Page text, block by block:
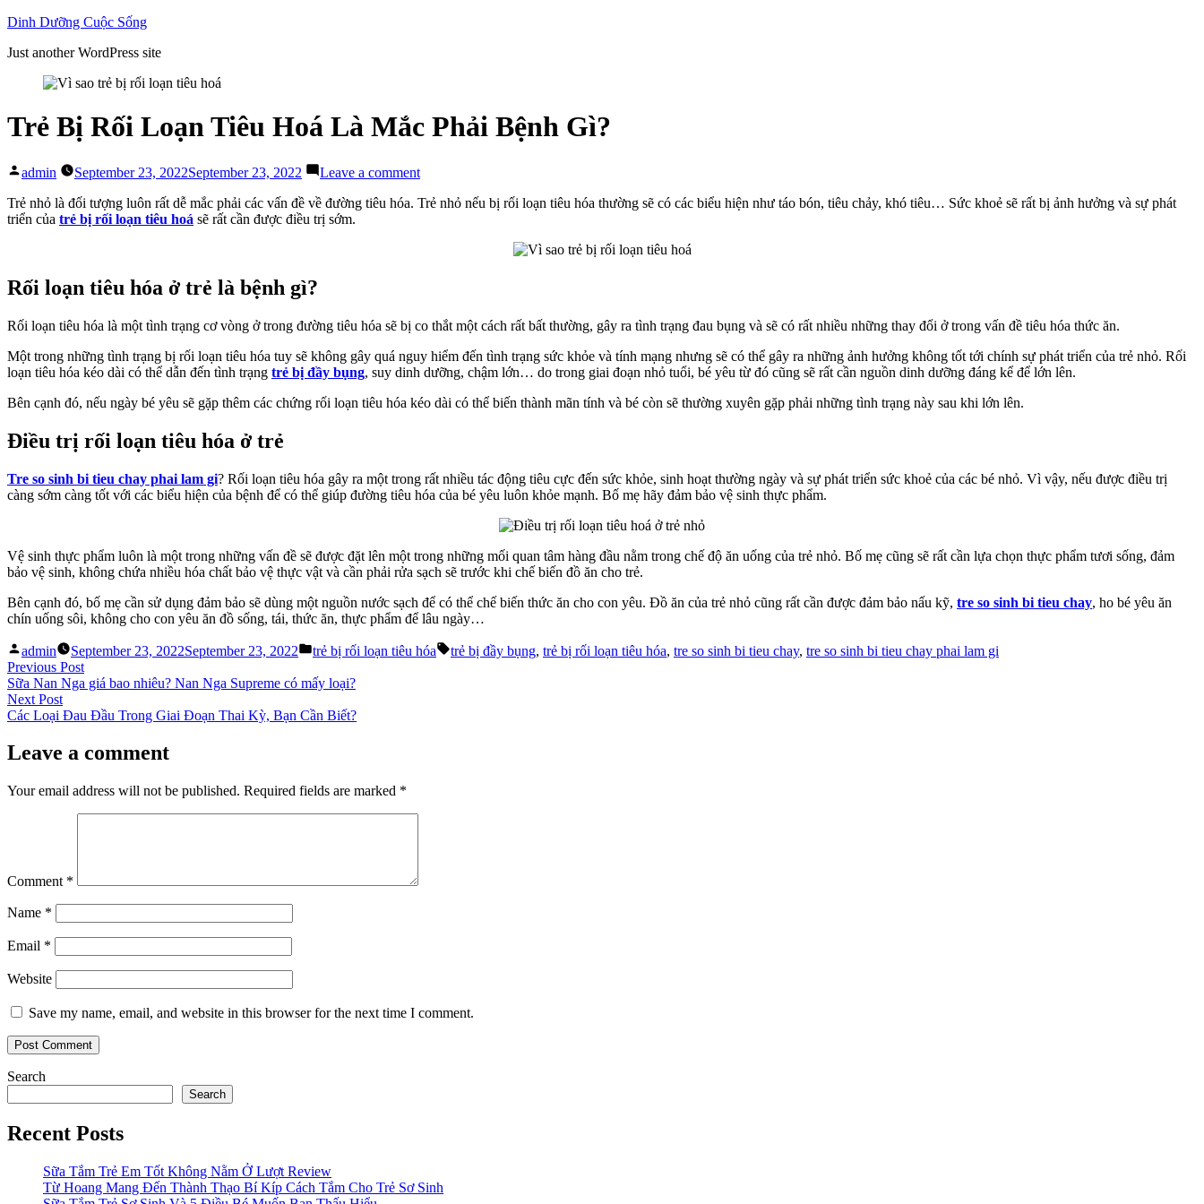
Skip
content
Dinh Dưỡng Cuộc Sống
Just another WordPress site
Trẻ Bị Rối Loạn Tiêu Hoá Là Mắc Phải Bệnh Gì?
Posted
admin September 23, 2022September 23, 2022 Leave a commenton
Bị
Bệnh
Trẻ nhỏ là đối tượng luôn rất dễ mắc phải các vấn đề về đường tiêu hóa. Trẻ nhỏ nếu bị rối loạn tiêu hóa thường sẽ có các biểu hiện như táo bón, tiêu chảy, khó tiêu… Sức khoẻ sẽ rất bị ảnh hưởng và sự phát
triển của trẻ bị rối loạn tiêu hoá sẽ rất cần được điều trị sớm.
Rối loạn tiêu hóa ở trẻ là bệnh gì?
Rối loạn tiêu hóa là một tình trạng cơ vòng ở trong đường tiêu hóa sẽ bị co thắt một cách rất bất thường, gây ra tình trạng đau bụng và sẽ có rất nhiều những thay đổi ở trong vấn đề tiêu hóa thức ăn.
Một trong những tình trạng bị rối loạn tiêu hóa tuy sẽ không gây quá nguy hiểm đến tình trạng sức khỏe và tính mạng nhưng sẽ có thể gây ra những ảnh hưởng không tốt tới chính sự phát triển của trẻ nhỏ. Rối
loạn tiêu hóa kéo dài có thể dẫn đến tình trạng trẻ bị đầy bụng, suy dinh dưỡng, chậm lớn… do trong giai đoạn nhỏ tuổi, bé yêu từ đó cũng sẽ rất cần nguồn dinh dưỡng đáng kể để lớn lên.
Bên cạnh đó, nếu ngày bé yêu sẽ gặp thêm các chứng rối loạn tiêu hóa kéo dài có thể biến thành mãn tính và bé còn sẽ thường xuyên gặp phải những tình trạng này sau khi lớn lên.
Điều trị rối loạn tiêu hóa ở trẻ
Tre so sinh bi tieu chay phai lam gi? Rối loạn tiêu hóa gây ra một trong rất nhiều tác động tiêu cực đến sức khỏe, sinh hoạt thường ngày và sự phát triển sức khoẻ của các bé nhỏ. Vì vậy, nếu được điều trị
càng sớm càng tốt với các biểu hiện của bệnh để có thể giúp đường tiêu hóa của bé yêu luôn khỏe mạnh. Bố mẹ hãy đảm bảo vệ sinh thực phẩm.
Vệ sinh thực phẩm luôn là một trong những vấn đề sẽ được đặt lên một trong những mối quan tâm hàng đầu nằm trong chế độ ăn uống của trẻ nhỏ. Bố mẹ cũng sẽ rất cần lựa chọn thực phẩm tươi sống, đảm
bảo vệ sinh, không chứa nhiều hóa chất bảo vệ thực vật và cần phải rửa sạch sẽ trước khi chế biến đồ ăn cho trẻ.
Bên cạnh đó, bố mẹ cần sử dụng đảm bảo sẽ dùng một nguồn nước sạch để có thể chế biến thức ăn cho con yêu. Đồ ăn của trẻ nhỏ cũng rất cần được đảm bảo nấu kỹ, tre so sinh bi tieu chay, ho bé yêu ăn
chín uống sôi, không cho con yêu ăn đồ sống, tái, thức ăn, thực phẩm để lâu ngày…
Posted
by
admin September 23, 2022September 23, 2022
Posted
trẻ bị rối loạn tiêu hóa Tags:
trẻ bị đầy bụng, trẻ bị rối loạn tiêu hóa, tre so sinh bi tieu chay, tre so sinh bi tieu chay phai lam gi
Post
navigation
Previous PostPrevious
post:
Sữa Nan Nga giá bao nhiêu? Nan Nga Supreme có mấy loại?
Next PostNext
post:
Các Loại Đau Đầu Trong Giai Đoạn Thai Kỳ, Bạn Cần Biết?
Leave a comment
Your email address will not be published. Required fields are marked *
Comment *
Name *
Email *
Website
Save my name, email, and website in this browser for the next time I comment.
Search
Search
Recent Posts
Sữa Tắm Trẻ Em Tốt Không Nằm Ở Lượt Review
Từ Hoang Mang Đến Thành Thạo Bí Kíp Cách Tắm Cho Trẻ Sơ Sinh